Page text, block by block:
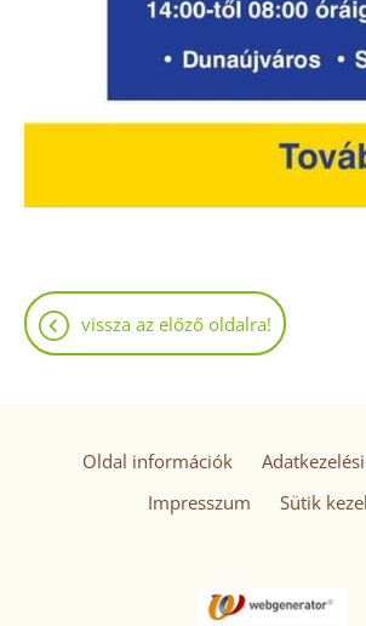
vissza az előző oldalra!
Oldal információk
Impresszum
Sütik